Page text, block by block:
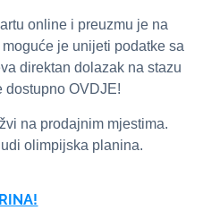
online i preuzmu je na
je unijeti podatke sa
direktan dolazak na stazu
dostupno OVDJE!
na prodajnim mjestima.
olimpijska planina.